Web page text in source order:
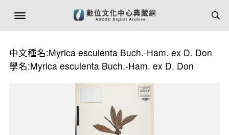
中文種名:Myrica esculenta Buch.-Ham. ex D. Don
學名:Myrica esculenta Buch.-Ham. ex D. Don